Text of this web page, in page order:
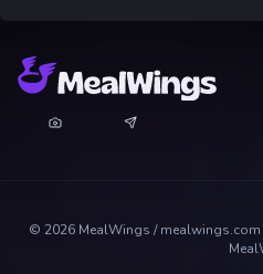
© 2026 MealWings /